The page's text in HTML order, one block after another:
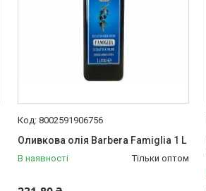
8002591906756
Оливкова олія Barbera Famiglia 1 L
В наявності Тільки оптом